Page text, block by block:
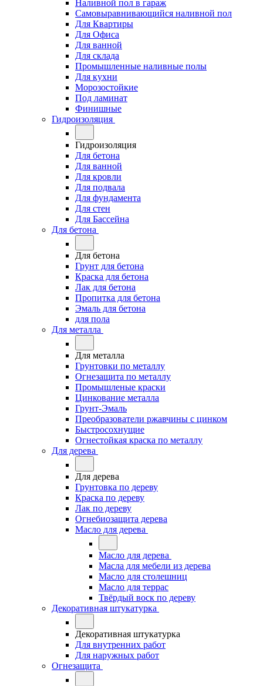
Наливной пол в гараж
Самовыравнивающийся наливной пол
Для Квартиры
Для Офиса
Для ванной
Для склада
Промышленные наливные полы
Для кухни
Морозостойкие
Под ламинат
Финишные
Гидроизоляция
Гидроизоляция
Для бетона
Для ванной
Для кровли
Для подвала
Для фундамента
Для стен
Для Бассейна
Для бетона
Для бетона
Грунт для бетона
Краска для бетона
Лак для бетона
Пропитка для бетона
Эмаль для бетона
для пола
Для металла
Для металла
Грунтовки по металлу
Огнезащита по металлу
Промышленые краски
Цинкование металла
Грунт-Эмаль
Преобразователи ржавчины с цинком
Быстросохнущие
Огнестойкая краска по металлу
Для дерева
Для дерева
Грунтовка по дереву
Краска по дереву
Лак по дереву
Огнебиозащита дерева
Масло для дерева
Масло для дерева
Масла для мебели из дерева
Масло для столешниц
Масло для террас
Твёрдый воск по дереву
Декоративная штукатурка
Декоративная штукатурка
Для внутренних работ
Для наружных работ
Огнезащита